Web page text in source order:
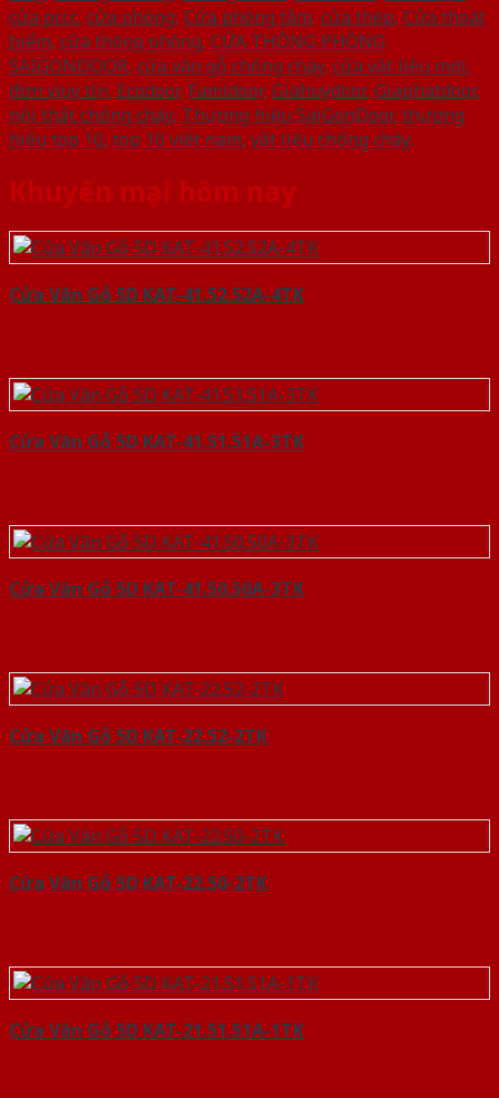
cửa pccc, cửa phòng, Cửa phòng tắm, cửa thép, Cửa thoát
hiểm, cửa thông phòng, CỬA THÔNG PHÒNG
SAIGONDOOR, cửa vân gỗ chống cháy, cửa vật liệu mới,
đơn vị uy tín, Ecodoor, Famidoor, Giahuydoor, Giaphatdoor,
nội thất chống cháy, Thương hiệu SaiGonDoor, thương
hiệu top 10, top 10 việt nam, vật liệu chống cháy.
Khuyến mại hôm nay
Cửa Vân Gỗ 5D KAT-41.52.52A-4TK
Cửa Vân Gỗ 5D KAT-41.51.51A-3TK
Cửa Vân Gỗ 5D KAT-41.50.50A-3TK
Cửa Vân Gỗ 5D KAT-22.52-2TK
Cửa Vân Gỗ 5D KAT-22.50-2TK
Cửa Vân Gỗ 5D KAT-21.51.51A-1TK